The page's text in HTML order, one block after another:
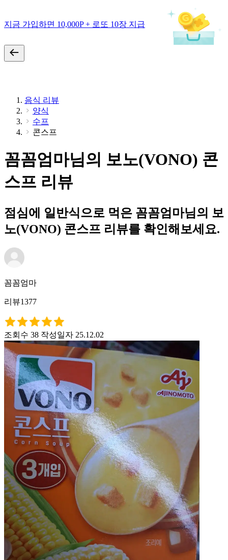
지금 가입하면 10,000P + 로또 10장 지급
음식 리뷰
양식
수프
콘스프
꼼꼼엄마님의 보노(VONO) 콘
스프 리뷰
점심에 일반식으로 먹은 꼼꼼엄마님의 보
노(VONO) 콘스프 리뷰를 확인해보세요.
꼼꼼엄마
리뷰1377
조회수 38 작성일자 25.12.02